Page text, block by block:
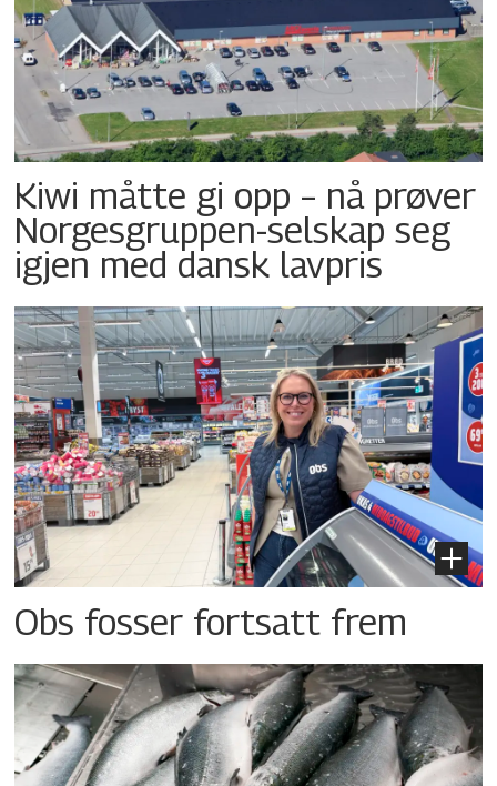
Kiwi måtte gi opp – nå prøver
Norgesgruppen-selskap seg
igjen med dansk lavpris
Obs fosser fortsatt frem